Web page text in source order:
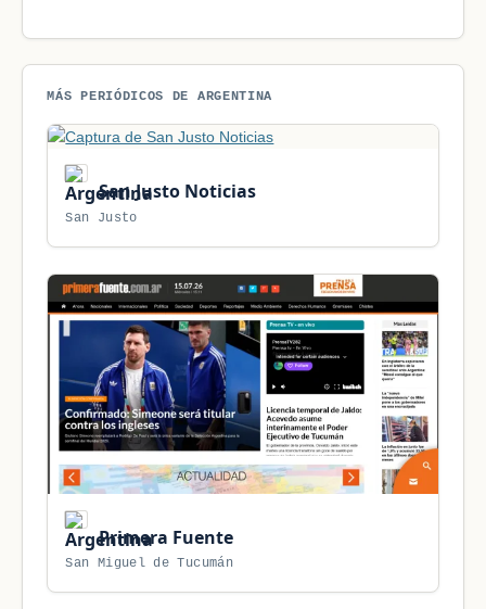
MÁS PERIÓDICOS DE ARGENTINA
San Justo Noticias
San Justo
Primera Fuente
San Miguel de Tucumán